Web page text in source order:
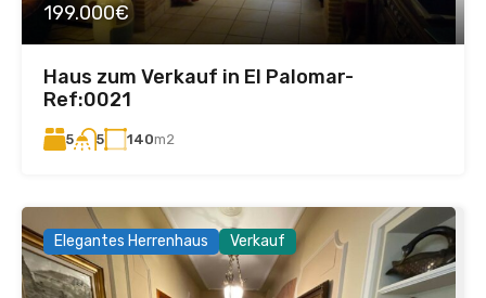
199.000€
Haus zum Verkauf in El Palomar-
Ref:0021
5 5 140m2
Elegantes Herrenhaus Verkauf